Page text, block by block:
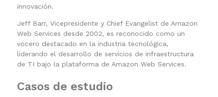
innovación.
Jeff Barr, Vicepresidente y Chief Evangelist de Amazon
Web Services desde 2002, es reconocido como un
vocero destacado en la industria tecnológica,
liderando el desarrollo de servicios de infraestructura
de TI bajo la plataforma de Amazon Web Services.
Casos de estudio